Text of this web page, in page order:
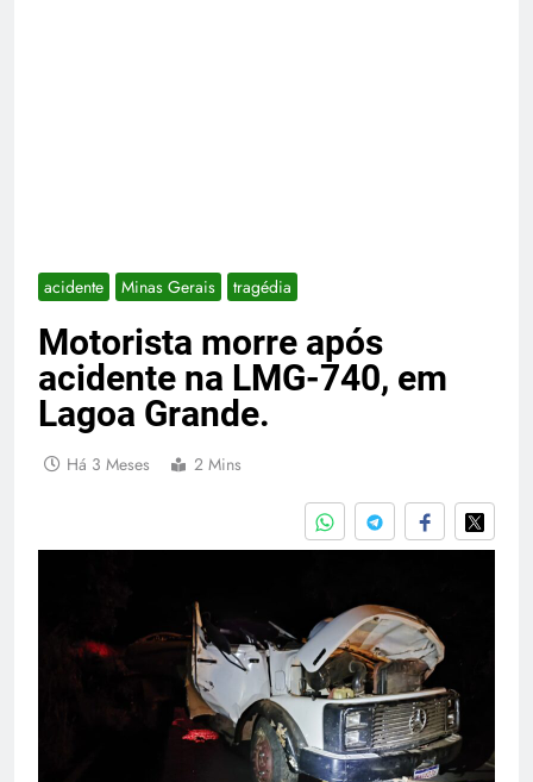
acidente Minas Gerais tragédia
Motorista morre após
acidente na LMG-740, em
Lagoa Grande.
Há 3 Meses 2 Mins